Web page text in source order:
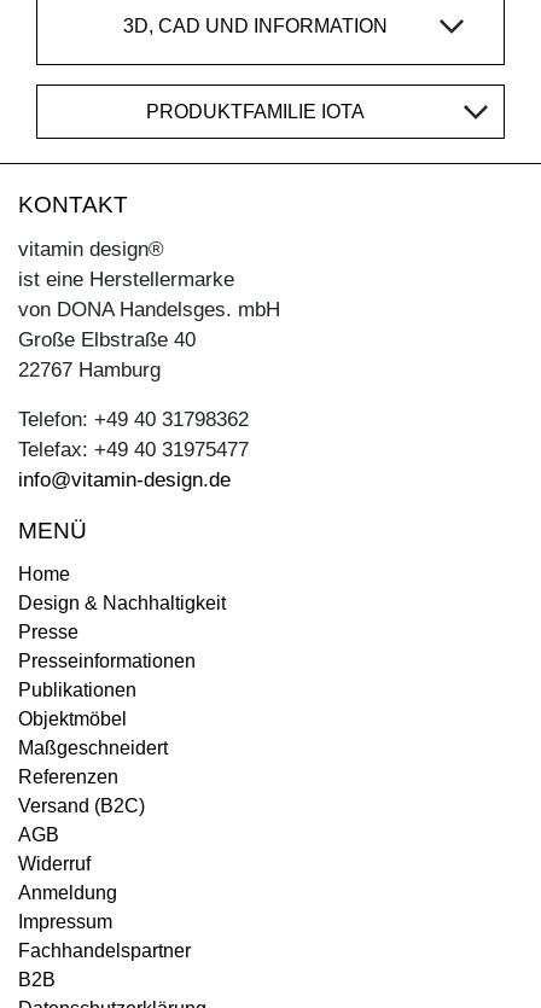
3D, CAD UND INFORMATION
PRODUKTFAMILIE IOTA
KONTAKT
vitamin design®
ist eine Herstellermarke
von DONA Handelsges. mbH
Große Elbstraße 40
22767 Hamburg
Telefon: +49 40 31798362
Telefax: +49 40 31975477
info@vitamin-design.de
MENÜ
Home
Design & Nachhaltigkeit
Presse
Presseinformationen
Publikationen
Objektmöbel
Maßgeschneidert
Referenzen
Versand (B2C)
AGB
Widerruf
Anmeldung
Impressum
Fachhandelspartner
B2B